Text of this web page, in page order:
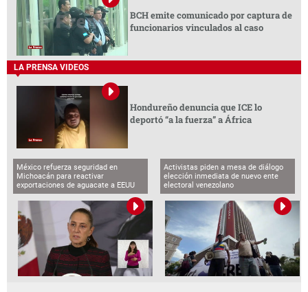
BCH emite comunicado por captura de
funcionarios vinculados al caso
LA PRENSA VIDEOS
Hondureño denuncia que ICE lo
deportó “a la fuerza” a África
México refuerza seguridad en
Michoacán para reactivar
exportaciones de aguacate a EEUU
Activistas piden a mesa de diálogo
elección inmediata de nuevo ente
electoral venezolano